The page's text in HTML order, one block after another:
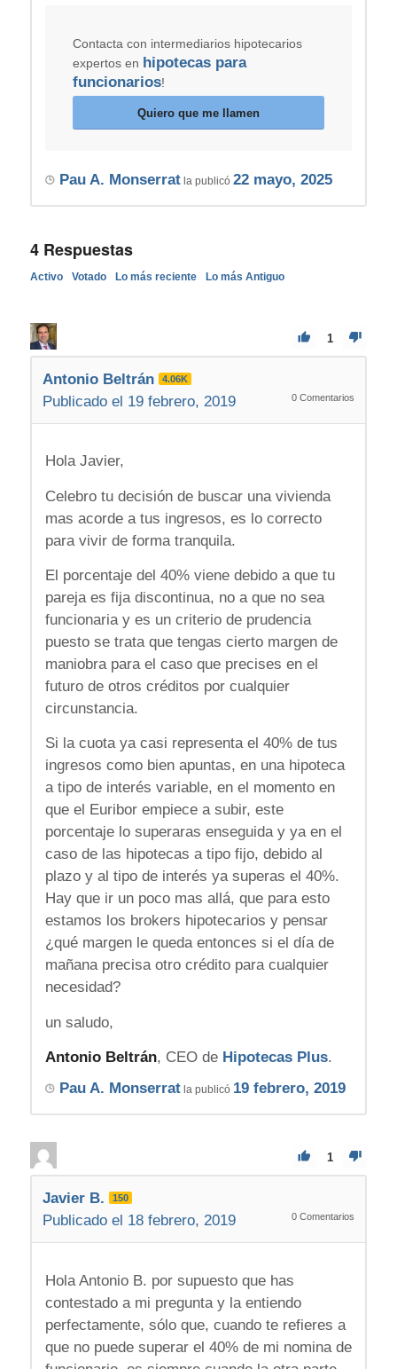
Contacta con intermediarios hipotecarios
expertos en hipotecas para
funcionarios!
Quiero que me llamen
Pau A. Monserratla publicó 22 mayo, 2025
4Respuestas
Activo Votado Lo más reciente Lo más Antiguo
1
Antonio Beltrán 4.06K
Publicado el 19 febrero, 2019 0 Comentarios
Hola Javier,
Celebro tu decisión de buscar una vivienda
mas acorde a tus ingresos, es lo correcto
para vivir de forma tranquila.
El porcentaje del 40% viene debido a que tu
pareja es fija discontinua, no a que no sea
funcionaria y es un criterio de prudencia
puesto se trata que tengas cierto margen de
maniobra para el caso que precises en el
futuro de otros créditos por cualquier
circunstancia.
Si la cuota ya casi representa el 40% de tus
ingresos como bien apuntas, en una hipoteca
a tipo de interés variable, en el momento en
que el Euribor empiece a subir, este
porcentaje lo superaras enseguida y ya en el
caso de las hipotecas a tipo fijo, debido al
plazo y al tipo de interés ya superas el 40%.
Hay que ir un poco mas allá, que para esto
estamos los brokers hipotecarios y pensar
¿qué margen le queda entonces si el día de
mañana precisa otro crédito para cualquier
necesidad?
un saludo,
Antonio Beltrán, CEO de Hipotecas Plus.
Pau A. Monserratla publicó 19 febrero, 2019
1
Javier B. 150
Publicado el 18 febrero, 2019 0 Comentarios
Hola Antonio B. por supuesto que has
contestado a mi pregunta y la entiendo
perfectamente, sólo que, cuando te refieres a
que no puede superar el 40% de mi nomina de